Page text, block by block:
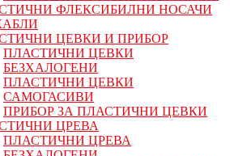
ФЛЕКСИБИЛНИ НОСАЧИ
ЦЕВКИ И ПРИБОР
ПЛАСТИЧНИ ЦЕВКИ
БЕЗХАЛОГЕНИ
ПЛАСТИЧНИ ЦЕВКИ
САМОГАСИВИ
ПРИБОР ЗА ПЛАСТИЧНИ ЦЕВКИ
ЦРЕВА
ПЛАСТИЧНИ ЦРЕВА